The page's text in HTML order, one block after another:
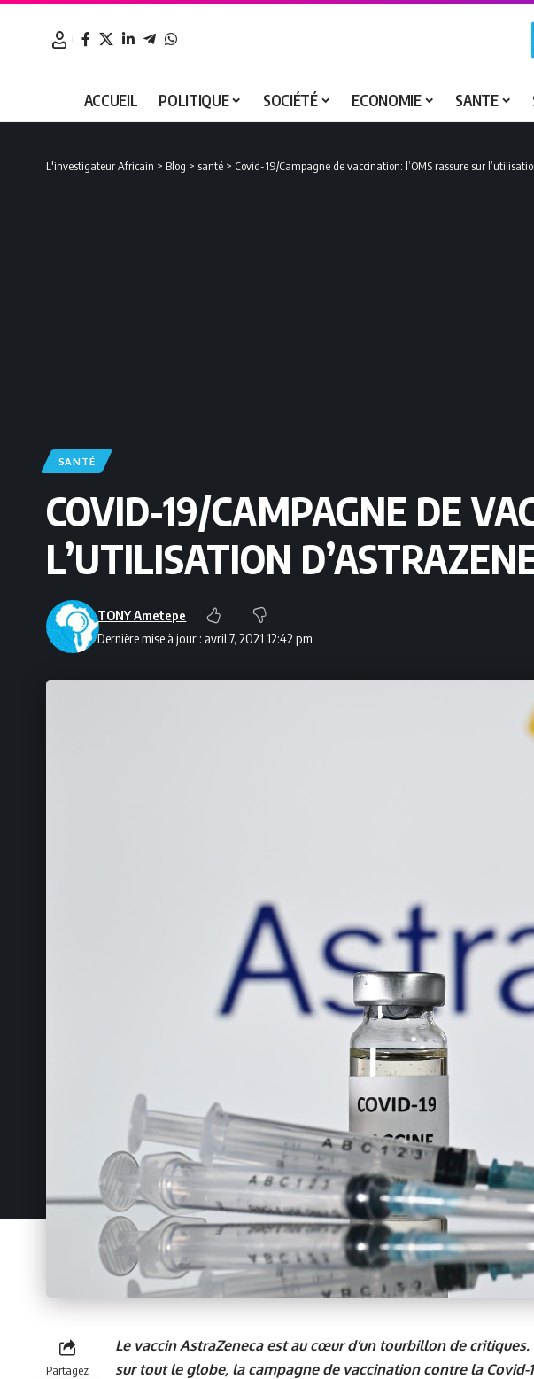
ACCUEIL POLITIQUE SOCIÉTÉ ECONOMIE SANTE
L'investigateur Africain > Blog > santé > Covid-19/Campagne de vaccination: l’OMS rassure sur
SANTÉ
COVID-19/CAMPAGNE DE
L’UTILISATION
Dernière mise à jour : avril 7, 2021 12:42 pm
TONY Ametepe
Partagez
Le vaccin AstraZeneca est au cœur d’un tourbillon de
sur tout le globe, la campagne de vaccination contre la